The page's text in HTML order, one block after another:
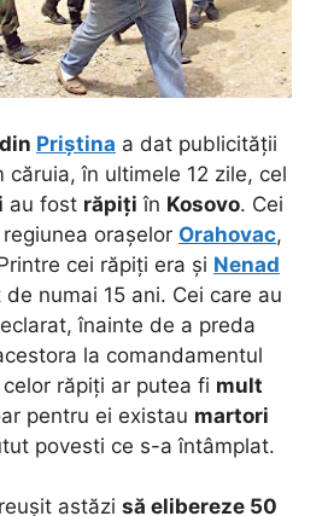
Priștina a dat publicității
căruia, în ultimele 12 zile, cel
au fost răpiți în Kosovo. Cei
orașelor Orahovac,
cei răpiți era și Nenad
numai 15 ani. Cei care au
înainte de a preda
la comandamentul
celor răpiți ar putea fi mult
pentru ei existau martori
povesti ce s-a întâmplat.
astăzi să elibereze 50